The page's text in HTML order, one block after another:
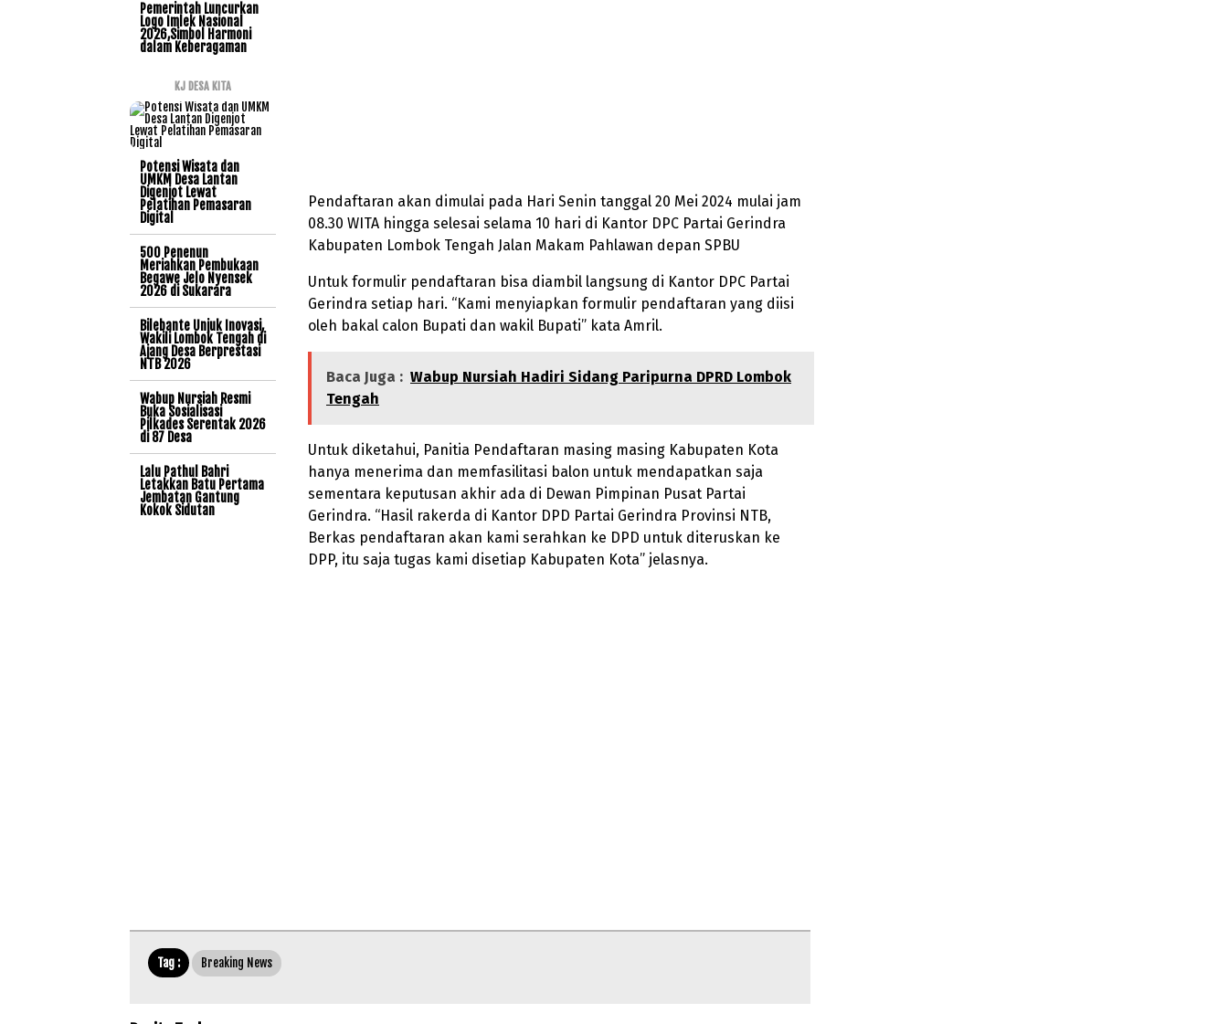
Pendaftaran akan dimulai pada Hari Senin tanggal 20 Mei 2024 mulai jam
08.30 WITA hingga selesai selama 10 hari di Kantor DPC Partai Gerindra
Kabupaten Lombok Tengah Jalan Makam Pahlawan depan SPBU
Untuk formulir pendaftaran bisa diambil langsung di Kantor DPC Partai
Gerindra setiap hari. “Kami menyiapkan formulir pendaftaran yang diisi
oleh bakal calon Bupati dan wakil Bupati” kata Amril.
Baca Juga : Wabup Nursiah Hadiri Sidang Paripurna DPRD Lombok
Tengah
Untuk diketahui, Panitia Pendaftaran masing masing Kabupaten Kota
hanya menerima dan memfasilitasi balon untuk mendapatkan saja
sementara keputusan akhir ada di Dewan Pimpinan Pusat Partai
Gerindra. “Hasil rakerda di Kantor DPD Partai Gerindra Provinsi NTB,
Berkas pendaftaran akan kami serahkan ke DPD untuk diteruskan ke
DPP, itu saja tugas kami disetiap Kabupaten Kota” jelasnya.
Pemerintah Luncurkan
Logo Imlek Nasional
2026,Simbol Harmoni
dalam Keberagaman
KJ DESA KITA
Potensi Wisata dan
UMKM Desa Lantan
Digenjot Lewat
Pelatihan Pemasaran
Digital
500 Penenun
Meriahkan Pembukaan
Begawe Jelo Nyensek
2026 di Sukarara
Bilebante Unjuk Inovasi,
Wakili Lombok Tengah di
Ajang Desa Berprestasi
NTB 2026
Wabup Nursiah Resmi
Buka Sosialisasi
Pilkades Serentak 2026
di 87 Desa
Lalu Pathul Bahri
Letakkan Batu Pertama
Jembatan Gantung
Kokok Sidutan
Tag : Breaking News